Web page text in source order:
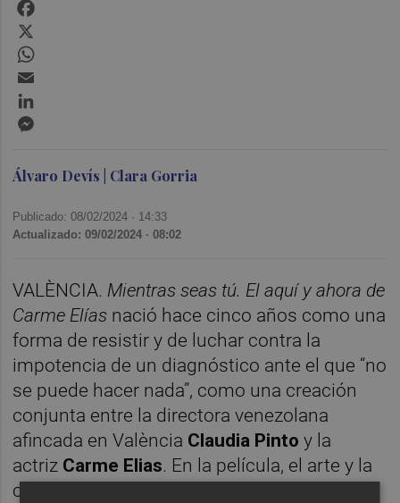
Álvaro Devís | Clara Gorria
Publicado: 08/02/2024 · 14:33
Actualizado: 09/02/2024 · 08:02
VALÈNCIA. Mientras seas tú. El aquí y ahora de
Carme Elías nació hace cinco años como una
forma de resistir y de luchar contra la
impotencia de un diagnóstico ante el que “no
se puede hacer nada”, como una creación
conjunta entre la directora venezolana
afincada en València Claudia Pinto y la
actriz Carme Elias. En la película, el arte y la
creación se convierten en ese faro que nos